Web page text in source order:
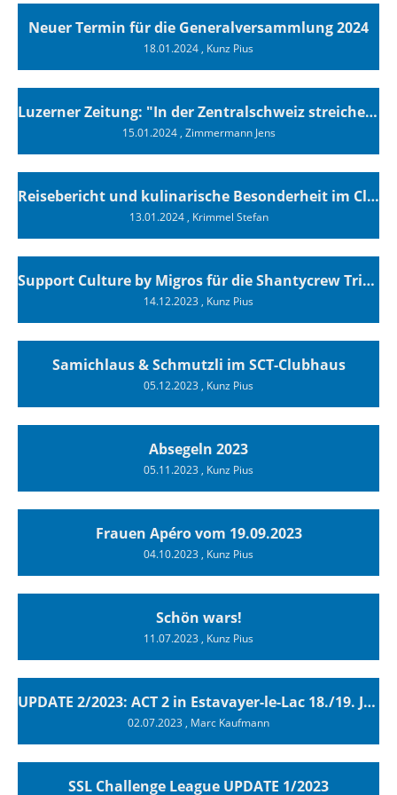
Neuer Termin für die Generalversammlung 2024
18.01.2024, Kunz Pius
Luzerner Zeitung: "In der Zentralschweiz streichen immer mehr Bootsbesitzer ihre Segel"
15.01.2024, Zimmermann Jens
Reisebericht und kulinarische Besonderheit im Clubhaus
13.01.2024, Krimmel Stefan
Support Culture by Migros für die Shantycrew Tribschenhorn Luzern
14.12.2023, Kunz Pius
Samichlaus & Schmutzli im SCT-Clubhaus
05.12.2023, Kunz Pius
Absegeln 2023
05.11.2023, Kunz Pius
Frauen Apéro vom 19.09.2023
04.10.2023, Kunz Pius
Schön wars!
11.07.2023, Kunz Pius
UPDATE 2/2023: ACT 2 in Estavayer-le-Lac 18./19. Juni 2023
02.07.2023, Marc Kaufmann
SSL Challenge League UPDATE 1/2023